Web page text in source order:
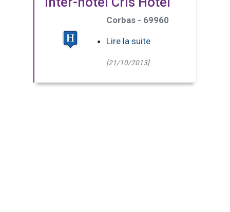
Corbas - 69960
Lire la suite
[21/10/2013]